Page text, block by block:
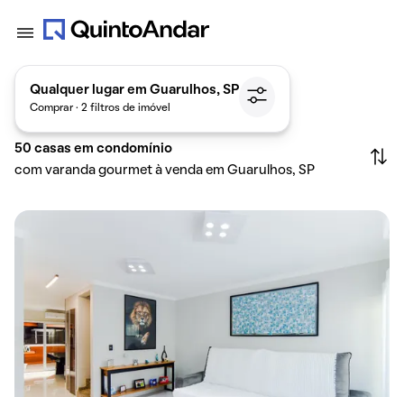
Qualquer lugar em Guarulhos, SP
Comprar · 2 filtros de imóvel
50 casas em condomínio
com varanda gourmet à venda em Guarulhos, SP